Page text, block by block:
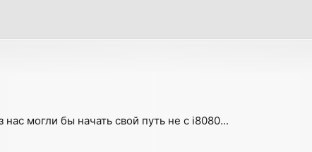
могли бы начать свой путь не с i8080...